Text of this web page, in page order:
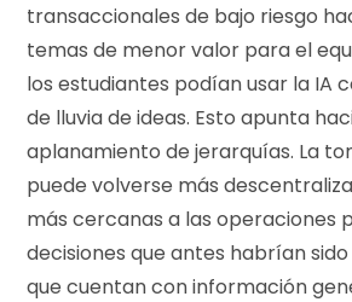
transaccionales de bajo riesgo
temas de menor valor para el
los estudiantes podían usar la IA
de lluvia de ideas. Esto apunta
aplanamiento de jerarquías. La
puede volverse más
más cercanas a las operaciones
decisiones que antes habrían sido
que cuentan con información